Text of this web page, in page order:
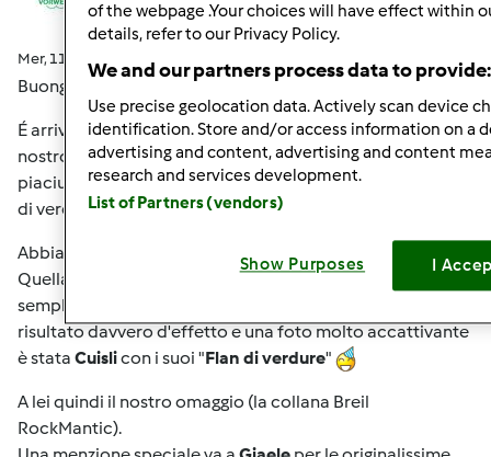
Mer, 11/07/2018 - 14:23
#6
Buongiorno a tutti,
É arrivato il momento di scoprire chi si é aggiudicato il
nostro omaggio per aver preparato la ricetta che più ci é
piaciuta durante il contest di ottobre sui contorni a base
di verdura.
Abbiamo ricevuto 12 ricette, tutte molto originali.
Quella che però ci ha colpito di più perchè ha unito la
semplicità degli ingredienti e delle manovre con un
risultato davvero d'effetto e una foto molto accattivante
è stata Cuislicon i suoi "Flan di verdure"
A lei quindi il nostro omaggio (la collana Breil
RockMantic).
of the webpage .Your choices will have effect within
details, refer to our Privacy Policy.
We and our partners process data to provide:
Use precise geolocation data. Actively scan device
identification. Store and/or access information on a
advertising and content, advertising and content
research and services development.
List of Partners (vendors)
Show Purposes I